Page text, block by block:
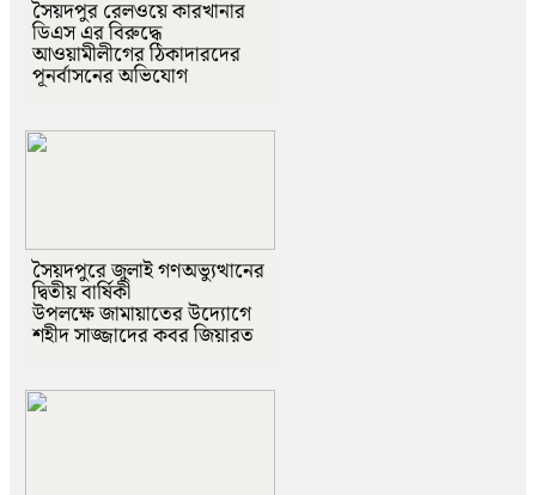
সৈয়দপুর রেলওয়ে কারখানার
ডিএস এর বিরুদ্ধে
আওয়ামীলীগের ঠিকাদারদের
পূনর্বাসনের অভিযোগ
সৈয়দপুরে জুলাই গণঅভ্যুত্থানের
দ্বিতীয় বার্ষিকী
উপলক্ষে জামায়াতের উদ্যোগে
শহীদ সাজ্জাদের কবর জিয়ারত